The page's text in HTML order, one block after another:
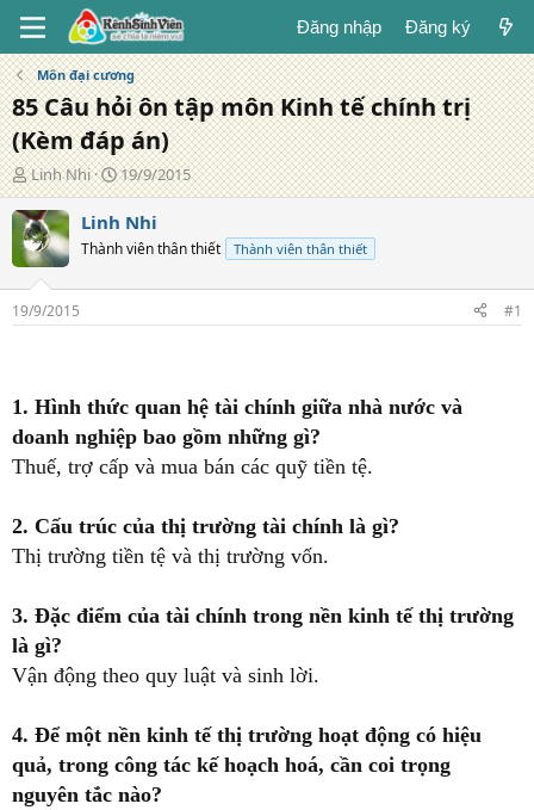
Đăng nhập Đăng ký
Môn đại cương
85 Câu hỏi ôn tập môn Kinh tế chính trị
(Kèm đáp án)
T
á
c
g
i
ả
Linh Nhi
N
g
à
đ
g
19/9/2015
Linh Nhi
Thành viên thân thiết Thành viên thân thiết
19/9/2015 #1
1. Hình thức quan hệ tài chính giữa nhà nước và
doanh nghiệp bao gồm những gì?
Thuế, trợ cấp và mua bán các quỹ tiền tệ.
2. Cấu trúc của thị trường tài chính là gì?
Thị trường tiền tệ và thị trường vốn.
3. Đặc điểm của tài chính trong nền kinh tế thị trường
là gì?
Vận động theo quy luật và sinh lời.
4. Để một nền kinh tế thị trường hoạt động có hiệu
quả, trong công tác kế hoạch hoá, cần coi trọng
nguyên tắc nào?